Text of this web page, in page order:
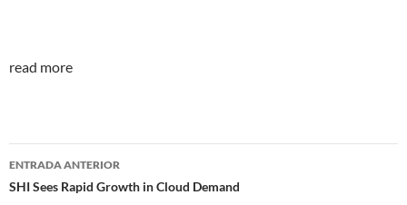
read more
Navegador
de
ENTRADA ANTERIOR
SHI Sees Rapid Growth in Cloud Demand